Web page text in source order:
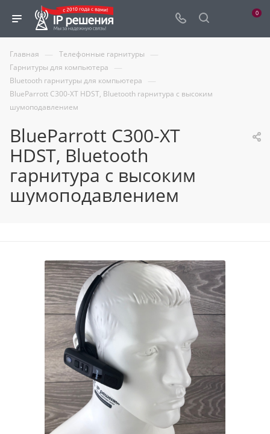
0
Главная — Телефонные гарнитуры —
Гарнитуры для компьютера —
Bluetooth гарнитуры для компьютера —
BlueParrott C300-XT HDST, Bluetooth гарнитура с высоким
шумоподавлением
BlueParrott C300-XT
HDST, Bluetooth
гарнитура с высоким
шумоподавлением